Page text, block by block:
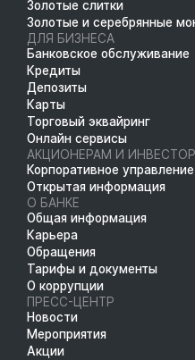
Золотые слитки
Золотые и серебрянные
ДЛЯ БИЗНЕСА
Банковское обслуживание
Кредиты
Депозиты
Карты
Торговый эквайринг
Онлайн сервисы
АКЦИОНЕРАМ И
Корпоративное управление
Открытая информация
О БАНКЕ
Общая информация
Карьера
Обращения
Тарифы и документы
О коррупции
ПРЕСС-ЦЕНТР
Новости
Мероприятия
Акции